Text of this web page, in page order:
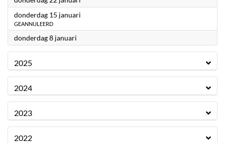
donderdag 15 januari
GEANNULEERD
donderdag 8 januari
2025
2024
2023
2022